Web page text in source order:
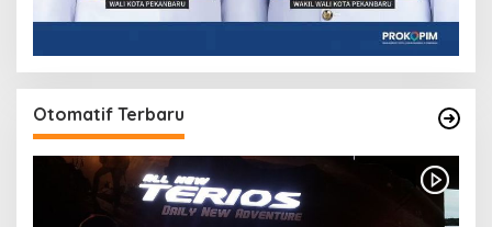
Otomatif Terbaru